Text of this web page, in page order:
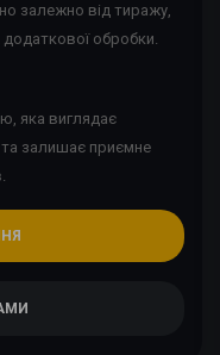
залежно від тиражу,
додаткової обробки.
яка виглядає
та залишає приємне